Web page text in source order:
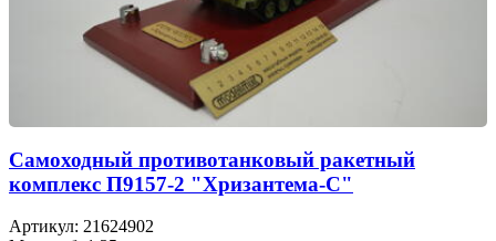
Самоходный противотанковый ракетный
комплекс П9157-2 "Хризантема-С"
Артикул: 21624902